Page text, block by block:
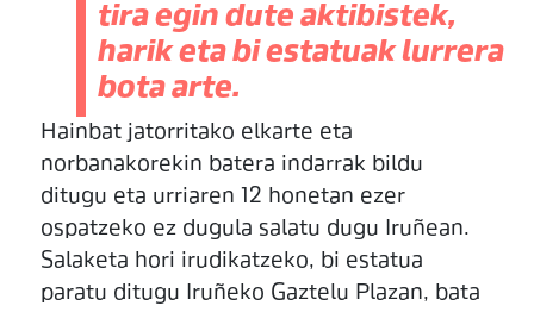
tira egin dute aktibistek,
harik eta bi estatuak lurrera
bota arte.
Hainbat jatorritako elkarte eta
norbanakorekin batera indarrak bildu
ditugu eta urriaren 12 honetan ezer
ospatzeko ez dugula salatu dugu Iruñean.
Salaketa hori irudikatzeko, bi estatua
paratu ditugu Iruñeko Gaztelu Plazan, bata